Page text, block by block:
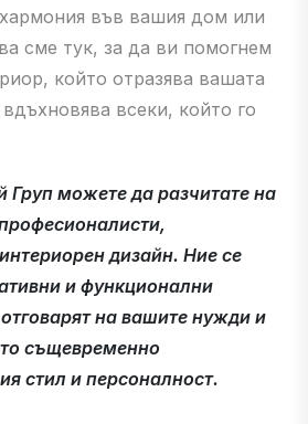
във вашия дом или
сме тук, за да ви помогнем
който отразява вашата
всеки, който го
Груп можете да разчитате на
дизайн. Ние се
и функционални
на вашите нужди и
същевременно
стил и персоналност.